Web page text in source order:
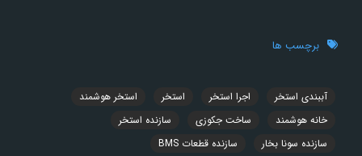
برچسب ها
آببندی استخر اجرا استخر استخر
استخر هوشمند
خانه هوشمند
ساخت جکوزی
سازنده استخر
سازنده سونا بخار
سازنده قطعات BMS